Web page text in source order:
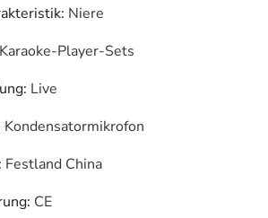
: Niere
Karaoke-Player-Sets
: Live
Kondensatormikrofon
: Festland China
: CE